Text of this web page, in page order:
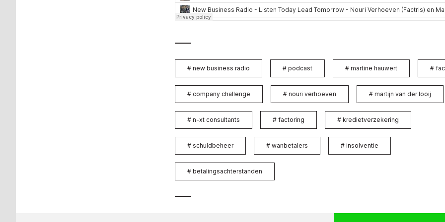
# new business radio # podcast # martine hauwert #
# company challenge # nouri verhoeven # martijn van der looij
# n-xt consultants # factoring # kredietverzekering
# schuldbeheer # wanbetalers # insolventie
# betalingsachterstanden